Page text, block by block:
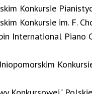
Konkursie
Konkursie im. F.
International